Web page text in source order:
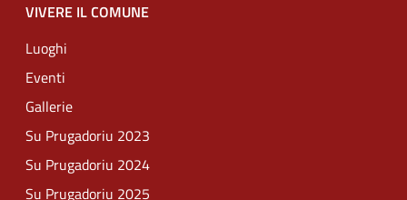
VIVERE IL COMUNE
Luoghi
Eventi
Gallerie
Su Prugadoriu 2023
Su Prugadoriu 2024
Su Prugadoriu 2025